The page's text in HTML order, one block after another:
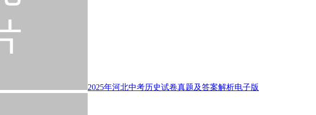
2025年河北中考历史试卷真题及答案解析电子版